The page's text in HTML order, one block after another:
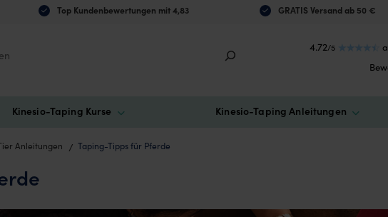
Top Kundenbewertungen mit 4,83 GRATIS Versand ab 50 €
4.72/5
Kinesio-Taping Kurse Kinesio-Taping Anleitungen
Anleitungen Taping-Tipps für Pferde